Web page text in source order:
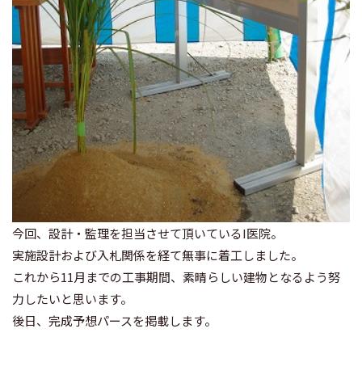
今回、設計・監理を担当させて頂いているI医院。
実施設計および入札関係を経て無事に着工しました。
これから11月までの工事期間、素晴らしい建物となるよう努
力したいと思います。
後日、完成予想パースを掲載します。